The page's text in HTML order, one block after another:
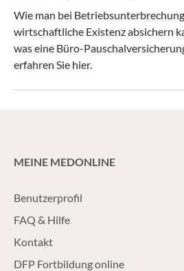
Wie man bei
wirtschaftliche Existenz absichern
was eine Büro-
erfahren Sie hier.
MEINE MEDONLINE
Benutzerprofil
FAQ & Hilfe
Kontakt
DFP Fortbildung online